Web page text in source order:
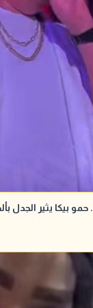
حمو بيكا يثير الجدل